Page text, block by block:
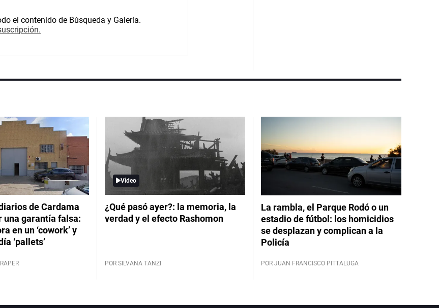
el contenido de Búsqueda y Galería.
de Cardama
una garantía falsa:
en un ‘cowork’ y
‘pallets’
Video
¿Qué pasó ayer?: la memoria, la
verdad y el efecto Rashomon
POR SILVANA TANZI
La rambla, el Parque Rodó o un
estadio de fútbol: los homicidios
se desplazan y complican a la
Policía
POR JUAN FRANCISCO PITTALUGA